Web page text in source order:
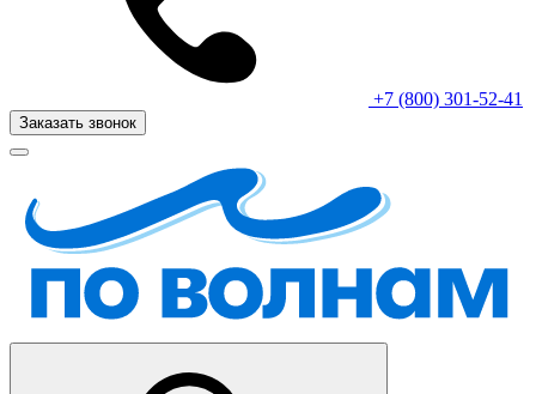
+7 (800) 301-52-41
Заказать звонок